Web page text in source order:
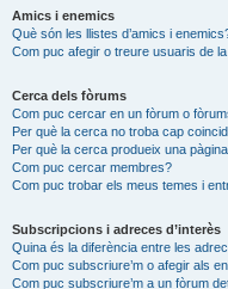
Amics i enemics
Què són les llistes d’amics i
Com puc afegir o treure usuaris de
Cerca dels fòrums
Com puc cercar en un fòrum o
Per què la cerca no troba cap
Per què la cerca produeix una
Com puc cercar membres?
Com puc trobar els meus temes i
Subscripcions i adreces d’interès
Quina és la diferència entre les
Com puc subscriure’m o afegir als
Com puc subscriure’m a un fòrum